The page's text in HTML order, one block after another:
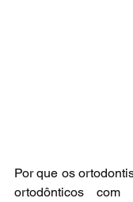
Por que os
ortodônticos